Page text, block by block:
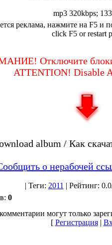
mp3 320kbps;
реклама, нажмите на F5 и
click F5 or restart
Отключите
ATTENTION! Disable
album / Как
о нерабочей
| Теги: 2011 | Рейтинг: 0.0
: 0
могут только
[ Регистрация|